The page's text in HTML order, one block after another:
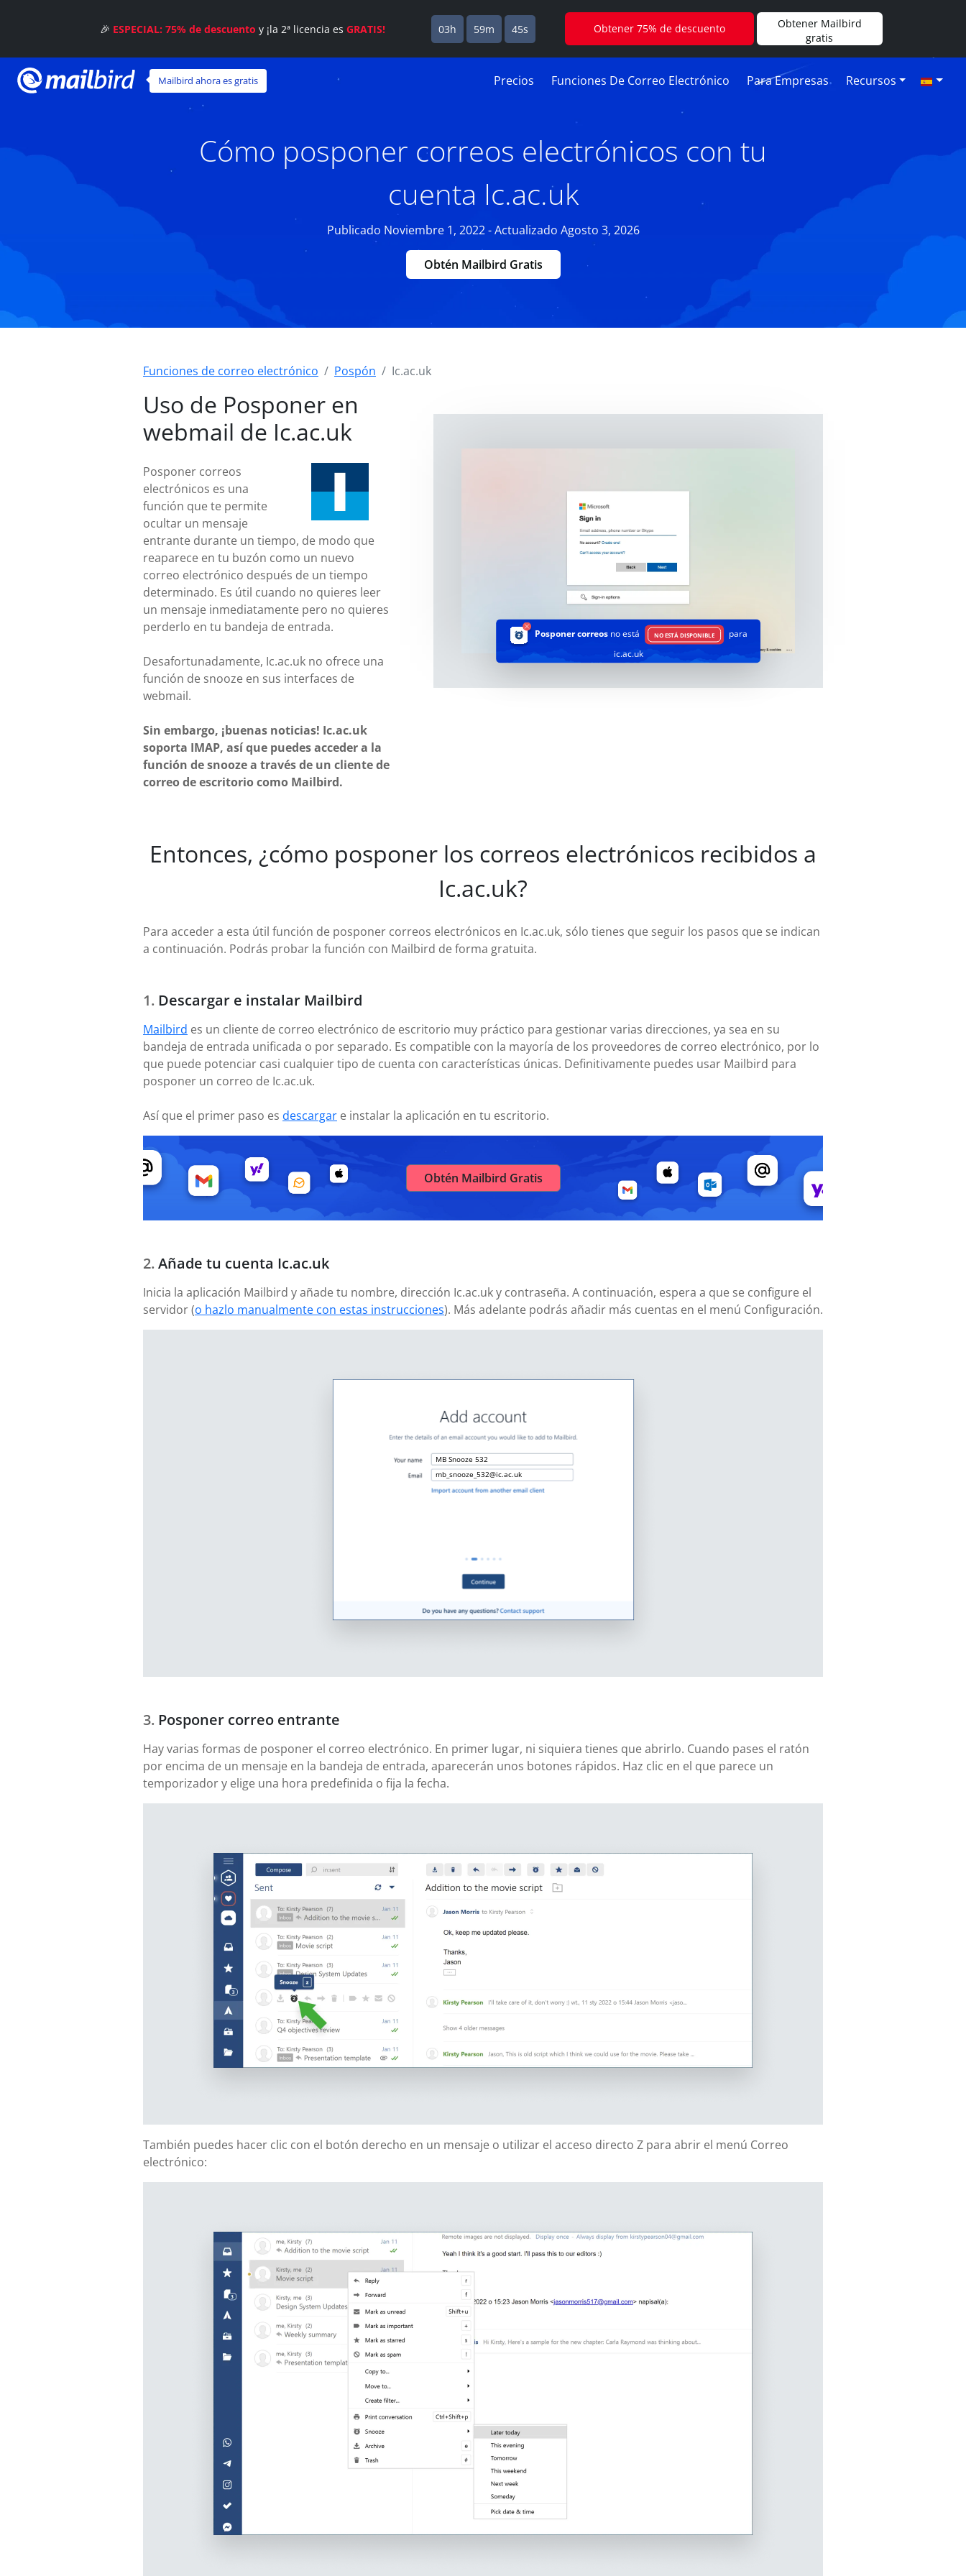
Mailbird ahora es gratis Precios Funciones De Correo Electrónico Para Empresas Recursos
Cómo posponer correos electrónicos con tu
cuenta Ic.ac.uk
Publicado Noviembre 1, 2022 - Actualizado Agosto 3, 2026
Obtén Mailbird Gratis
Funciones de correo electrónico Pospón Ic.ac.uk
Uso de Posponer en
webmail de Ic.ac.uk
Posponer correos
electrónicos es una
función que te permite
ocultar un mensaje
entrante durante un tiempo, de modo que
reaparece en tu buzón como un nuevo
correo electrónico después de un tiempo
determinado. Es útil cuando no quieres leer
un mensaje inmediatamente pero no quieres
perderlo en tu bandeja de entrada.
Desafortunadamente, Ic.ac.uk no ofrece una
función de snooze en sus interfaces de
webmail.
Sin embargo, ¡buenas noticias! Ic.ac.uk
soporta IMAP, así que puedes acceder a la
función de snooze a través de un cliente de
correo de escritorio como Mailbird.
Posponer correos no está NO ESTÁ DISPONIBLE
para
ic.ac.uk
Entonces, ¿cómo posponer los correos electrónicos recibidos a
Ic.ac.uk?
Para acceder a esta útil función de posponer correos electrónicos en Ic.ac.uk, sólo tienes que seguir los pasos que se indican
a continuación. Podrás probar la función con Mailbird de forma gratuita.
Descargar e instalar Mailbird
Mailbird es un cliente de correo electrónico de escritorio muy práctico para gestionar varias direcciones, ya sea en su
bandeja de entrada unificada o por separado. Es compatible con la mayoría de los proveedores de correo electrónico, por lo
que puede potenciar casi cualquier tipo de cuenta con características únicas. Definitivamente puedes usar Mailbird para
posponer un correo de Ic.ac.uk.
Así que el primer paso es descargar e instalar la aplicación en tu escritorio.
Obtén Mailbird Gratis
Añade tu cuenta Ic.ac.uk
Inicia la aplicación Mailbird y añade tu nombre, dirección Ic.ac.uk y contraseña. A continuación, espera a que se configure el
servidor (o hazlo manualmente con estas instrucciones). Más adelante podrás añadir más cuentas en el menú Configuración.
MB Snooze 532
mb_snooze_532@ic.ac.uk
Posponer correo entrante
Hay varias formas de posponer el correo electrónico. En primer lugar, ni siquiera tienes que abrirlo. Cuando pases el ratón
por encima de un mensaje en la bandeja de entrada, aparecerán unos botones rápidos. Haz clic en el que parece un
temporizador y elige una hora predefinida o fija la fecha.
También puedes hacer clic con el botón derecho en un mensaje o utilizar el acceso directo Z para abrir el menú Correo
electrónico:
🎉 ESPECIAL: 75% de descuento y ¡la 2ª licencia es GRATIS! 03h 59m 44s Obtener 75% de descuento
Obtener Mailbird
gratis